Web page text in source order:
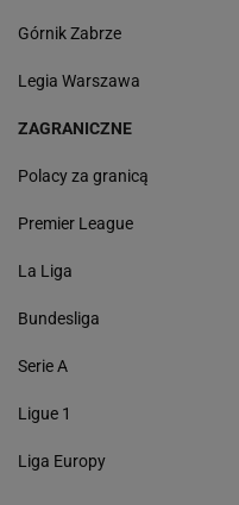
Górnik Zabrze
Legia Warszawa
ZAGRANICZNE
Polacy za granicą
Premier League
La Liga
Bundesliga
Serie A
Ligue 1
Liga Europy